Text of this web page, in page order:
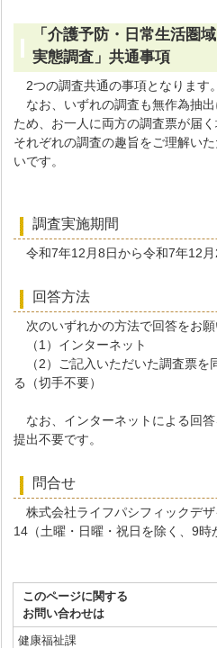
「介護予防・日常生活圏
実態調査」共通事項
2つの調査共通の事項となります。
なお、いずれの調査も無作為抽
ため、お一人に両方の調査票が届
それぞれの調査の趣旨をご理解い
いです。
調査実施期間
令和7年12月8日から令和7年12
回答方法
次のいずれかの方法で回答をお願
（1）インターネット
（2）ご記入いただいた調査票を
る（切手不要）
なお、インターネットによる回
提出不要です。
問合せ
株式会社ライフパシフィックデ
14（土曜・日曜・祝日を除く、9時
このページに関する
お問い合わせは
健康福祉課